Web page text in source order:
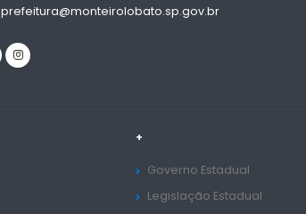
prefeitura@monteirolobato.sp.gov.br
+
Governo Estadual
Legislação Estadual